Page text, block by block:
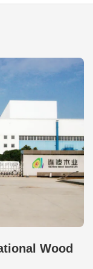
Wood